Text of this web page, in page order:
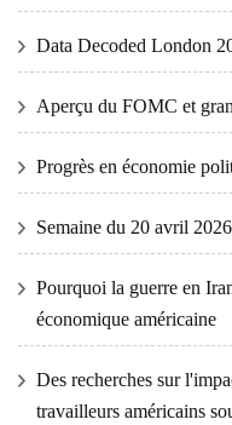
Data Decoded London
Aperçu du FOMC et
Progrès en économie
Semaine du 20 avril 2026
Pourquoi la guerre en
économique américaine
Des recherches sur
travailleurs américains